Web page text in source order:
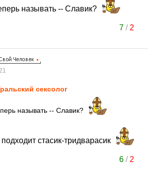
называть -- Славик?
7/ 2
сексолог
называть -- Славик?
стасик-тридварасик
6/ 2